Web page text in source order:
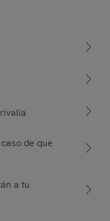
de que
a tu